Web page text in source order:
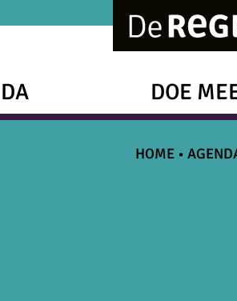
DOE
HOME•